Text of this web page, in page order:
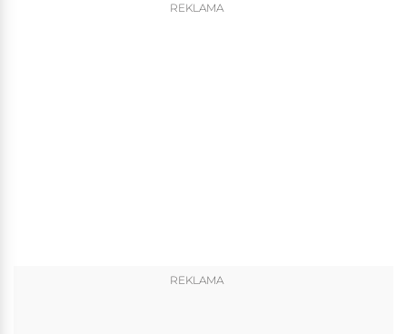
REKLAMA
REKLAMA